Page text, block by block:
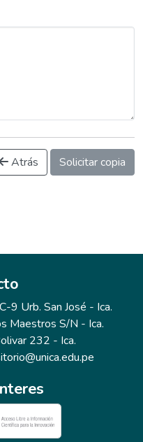
Atrás Solicitar copia
9 Urb. San José - Ica.
Maestros S/N - Ica.
232 - Ica.